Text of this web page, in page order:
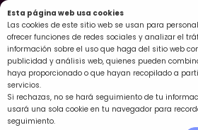
Esta página web usa cookies
Las cookies de este sitio web se usan para
ofrecer funciones de redes sociales y analizar el
información sobre el uso que haga del sitio web
publicidad y análisis web, quienes pueden
haya proporcionado o que hayan recopilado a
servicios.
Si rechazas, no se hará seguimiento de tu
usará una sola cookie en tu navegador para
seguimiento.
Ir
al
contenido